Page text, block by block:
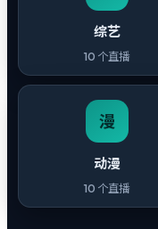
综艺
10 个直播
漫
动漫
10 个直播